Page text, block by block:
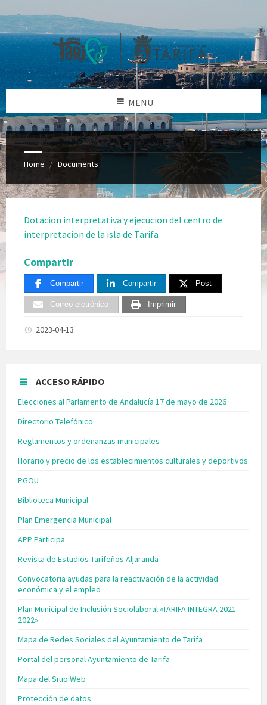
MENU
Home Documents
Dotacion interpretativa y ejecucion del centro de
interpretacion de la isla de Tarifa
Compartir
Compartir Compartir Post
Correo eletrónico Imprimir
2023-04-13
ACCESO RÁPIDO
Elecciones al Parlamento de Andalucía 17 de mayo de 2026
Directorio Telefónico
Reglamentos y ordenanzas municipales
Horario y precio de los establecimientos culturales y deportivos
PGOU
Biblioteca Municipal
Plan Emergencia Municipal
APP Participa
Revista de Estudios Tarifeños Aljaranda
Convocatoria ayudas para la reactivación de la actividad
económica y el empleo
Plan Municipal de Inclusión Sociolaboral «TARIFA INTEGRA 2021-
2022»
Mapa de Redes Sociales del Ayuntamiento de Tarifa
Portal del personal Ayuntamiento de Tarifa
Mapa del Sitio Web
Protección de datos